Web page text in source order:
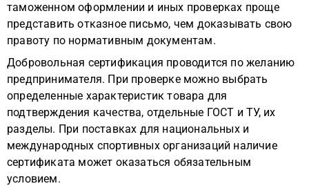
таможенном оформлении и иных проверках проще
представить отказное письмо, чем доказывать свою
правоту по нормативным документам.
Добровольная сертификация проводится по желанию
предпринимателя. При проверке можно выбрать
определенные характеристик товара для
подтверждения качества, отдельные ГОСТ и ТУ, их
разделы. При поставках для национальных и
международных спортивных организаций наличие
сертификата может оказаться обязательным
условием.